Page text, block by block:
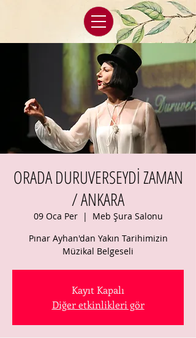
ORADA DURUVERSEYDİ ZAMAN
/ ANKARA
09 Oca Per
  |
Meb Şura Salonu
Pınar Ayhan'dan Yakın Tarihimizin
Müzikal Belgeseli
Kayıt Kapalı
Diğer etkinlikleri gör